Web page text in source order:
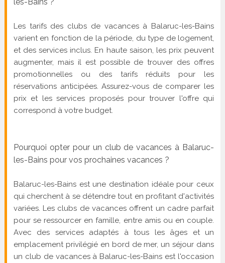
Les tarifs des clubs de vacances à Balaruc-les-Bains
varient en fonction de la période, du type de logement,
et des services inclus. En haute saison, les prix peuvent
augmenter, mais il est possible de trouver des offres
promotionnelles ou des tarifs réduits pour les
réservations anticipées. Assurez-vous de comparer les
prix et les services proposés pour trouver l'offre qui
correspond à votre budget.
Pourquoi opter pour un club de vacances à Balaruc-
les-Bains pour vos prochaines vacances ?
Balaruc-les-Bains est une destination idéale pour ceux
qui cherchent à se détendre tout en profitant d'activités
variées. Les clubs de vacances offrent un cadre parfait
pour se ressourcer en famille, entre amis ou en couple.
Avec des services adaptés à tous les âges et un
emplacement privilégié en bord de mer, un séjour dans
un club de vacances à Balaruc-les-Bains est l'occasion